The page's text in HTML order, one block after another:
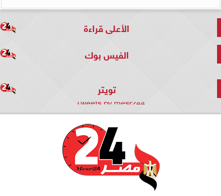
الأعلى قراءة
الفيس بوك
تويتر
Tweets by mesr244